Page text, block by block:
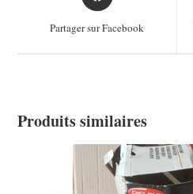
in
new
Partager sur Facebook
Produits similaires